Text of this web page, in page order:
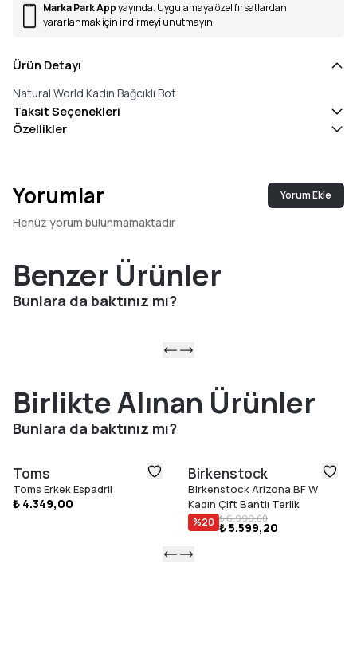
Marka Park Appyayında. Uygulamaya özel fırsatlardan
yararlanmak için indirmeyi unutmayın
Ürün Detayı
Natural World Kadın Bağcıklı Bot
Taksit Seçenekleri
Özellikler
Yorumlar Yorum Ekle
Henüz yorum bulunmamaktadır
Benzer Ürünler
Bunlara da baktınız mı?
Birlikte Alınan Ürünler
Bunlara da baktınız mı?
Toms
Toms Erkek Espadril
₺ 4.349,00
Birkenstock
Birkenstock Arizona BF W
Kadın Çift Bantlı Terlik
%20 ₺ 6.999,00
₺ 5.599,20